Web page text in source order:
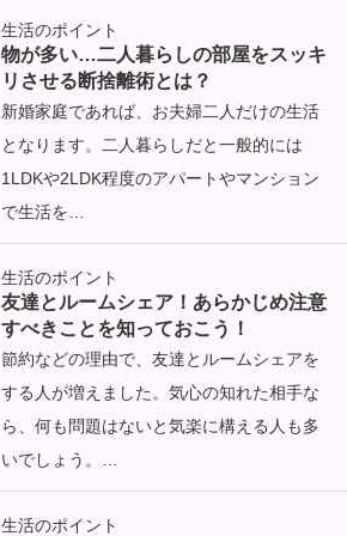
生活のポイント
物が多い…二人暮らしの部屋をスッキ
リさせる断捨離術とは？
新婚家庭であれば、お夫婦二人だけの生活
となります。二人暮らしだと一般的には
1LDKや2LDK程度のアパートやマンション
で生活を…
生活のポイント
友達とルームシェア！あらかじめ注意
すべきことを知っておこう！
節約などの理由で、友達とルームシェアを
する人が増えました。気心の知れた相手な
ら、何も問題はないと気楽に構える人も多
いでしょう。…
生活のポイント